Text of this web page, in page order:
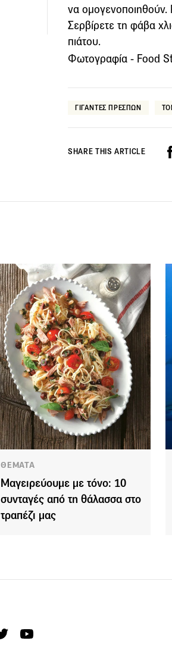
να ομογενοποιηθούν.
Σερβίρετε τη φάβα
πιάτου.
Φωτογραφία - Food
ΓΙΓΑΝΤΕΣ ΠΡΕΣΠΩΝ
SHARE THIS ARTICLE
ΘΕΜΑΤΑ
Μαγειρεύουμε με τόνο: 10
συνταγές από τη θάλασσα στο
τραπέζι μας